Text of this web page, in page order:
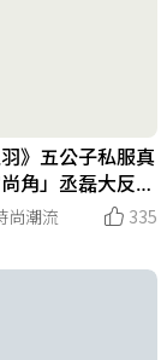
》五公子私服真
角」丞磊大反
」張凌赫手臂肌
子超禁慾
尚潮流 335